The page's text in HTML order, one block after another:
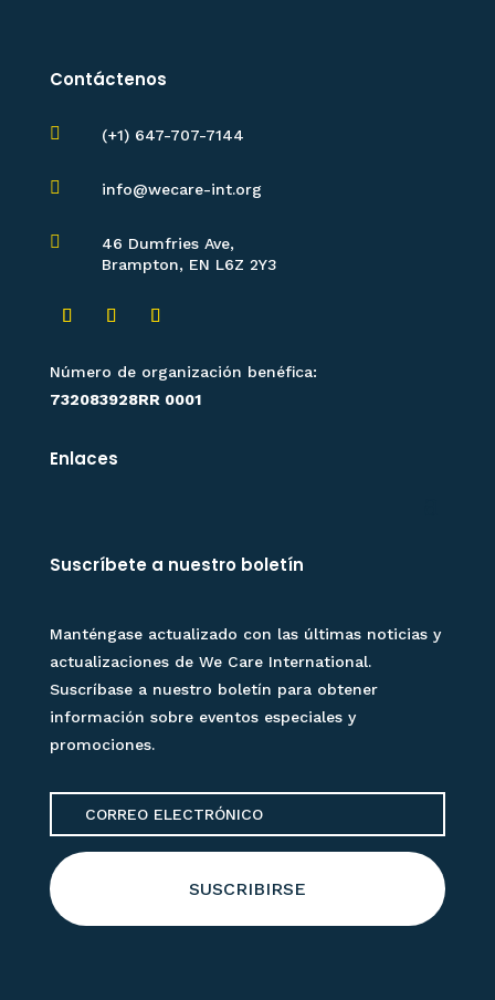
Contáctenos
 (+1) 647-707-7144
 info@wecare-int.org

46 Dumfries Ave,
Brampton, EN L6Z 2Y3
Número de organización benéfica:
732083928RR 0001
Enlaces
Suscríbete a nuestro boletín
Manténgase actualizado con las últimas noticias y
actualizaciones de We Care International.
Suscríbase a nuestro boletín para obtener
información sobre eventos especiales y
promociones.
SUSCRIBIRSE